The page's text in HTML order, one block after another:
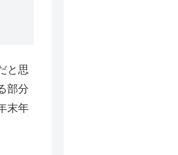
と思
部分
末年